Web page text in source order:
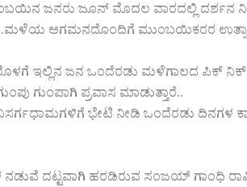
ಜನರು ಜೂನ್ ಮೊದಲ ವಾರದಲ್ಲಿ ದರ್ಶನ
ಆಗಮನದೊಂದಿಗೆ ಮುಂಬಯಿಕರರ
ಇಲ್ಲಿನ ಜನ ಒಂದೆರಡು ಮಳೆಗಾಲದ ಪಿಕ್ ನಿಕ್
ಗುಂಪಾಗಿ ಪ್ರವಾಸ ಮಾಡುತ್ತಾರೆ..
ಭೇಟಿ ನೀಡಿ ಒಂದೆರಡು ದಿನಗಳ
ದಟ್ಟವಾಗಿ ಹರಡಿರುವ ಸಂಜಯ್ ಗಾಂಧಿ